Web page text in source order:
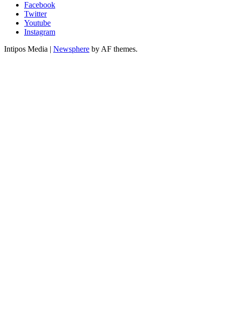
Facebook
Twitter
Youtube
Instagram
Intipos Media | Newsphere by AF themes.